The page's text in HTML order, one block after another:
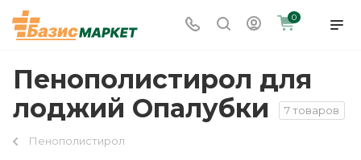
0
Пенополистирол для
лоджий Опалубки
7 товаров
Пенополистирол